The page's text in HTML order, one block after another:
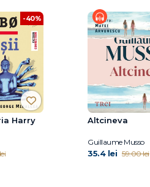
-40%
Harry
Altcineva
Guillaume Musso
35.4 lei 59.00 lei